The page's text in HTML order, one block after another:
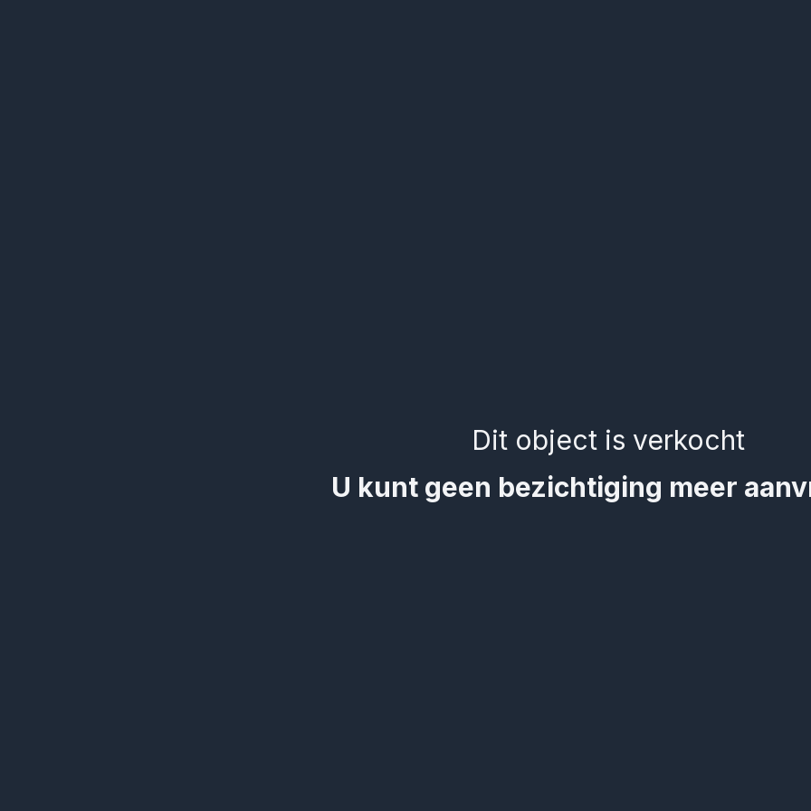
Dit object is verkocht
U kunt geen bezichtiging meer